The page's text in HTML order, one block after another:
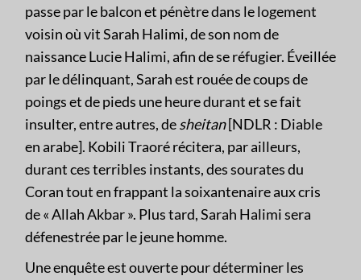
passe par le balcon et pénètre dans le logement
voisin où vit Sarah Halimi, de son nom de
naissance Lucie Halimi, afin de se réfugier. Éveillée
par le délinquant, Sarah est rouée de coups de
poings et de pieds une heure durant et se fait
insulter, entre autres, desheitan[NDLR : Diable
en arabe]. Kobili Traoré récitera, par ailleurs,
durant ces terribles instants, des sourates du
Coran tout en frappant la soixantenaire aux cris
de « Allah Akbar ». Plus tard, Sarah Halimi sera
défenestrée par le jeune homme.
Une enquête est ouverte pour déterminer les